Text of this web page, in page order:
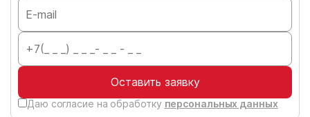
Оставить заявку
Даю согласие на обработку персональных данных